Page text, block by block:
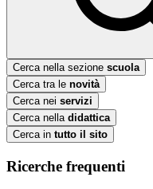
Cerca nella sezione scuola
Cerca tra le novità
Cerca nei servizi
Cerca nella didattica
Cerca in tutto il sito
Ricerche frequenti